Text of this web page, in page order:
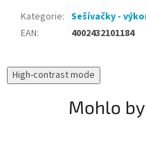
Kategorie: Sešívačky -
EAN: 4002432101184
High-contrast mode
Mohlo